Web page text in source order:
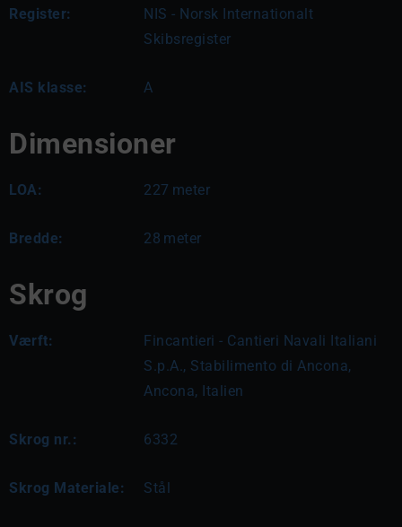
Register:
NIS - Norsk Internationalt
Skibsregister
AIS klasse: A
Dimensioner
LOA: 227 meter
Bredde: 28 meter
Skrog
Værft:
Fincantieri - Cantieri Navali Italiani
S.p.A., Stabilimento di Ancona,
Ancona, Italien
Skrog nr.: 6332
Skrog Materiale: Stål